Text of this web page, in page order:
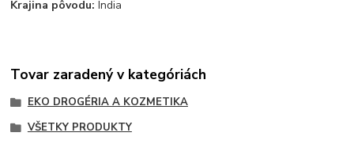
Krajina pôvodu:India
Tovar zaradený v kategóriách
EKO DROGÉRIA A KOZMETIKA
VŠETKY PRODUKTY